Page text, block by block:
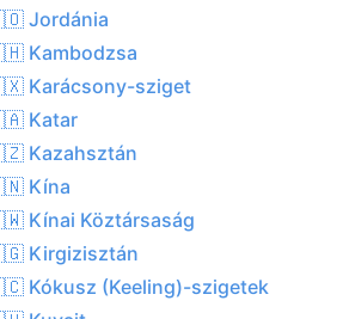
Jordánia
Kambodzsa
Karácsony-sziget
Katar
Kazahsztán
Kína
Kínai Köztársaság
Kirgizisztán
Kókusz (Keeling)-szigetek